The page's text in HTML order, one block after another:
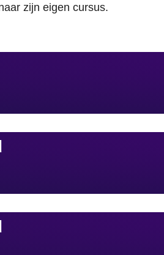
zijn eigen cursus.